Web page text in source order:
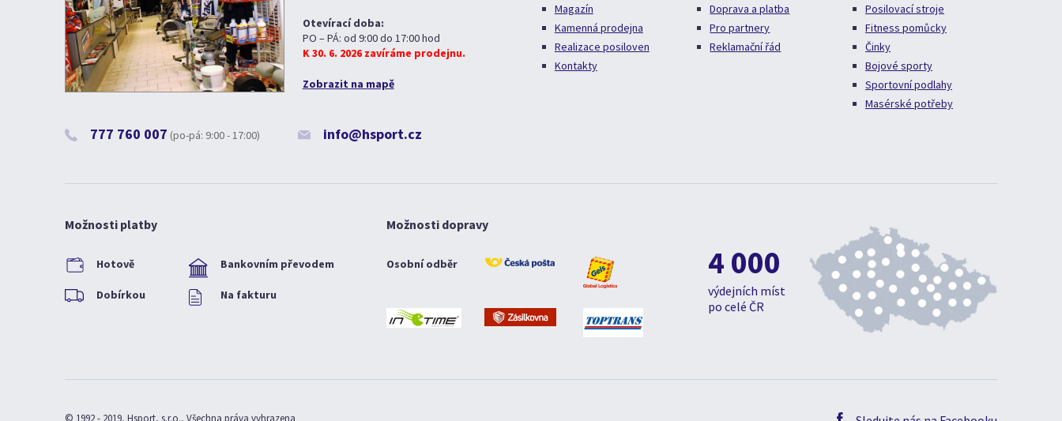
Otevírací doba:
PO – PÁ: od 9:00 do 17:00 hod
K 30. 6. 2026 zavíráme prodejnu.
Zobrazit na mapě
777 760 007 (po-pá: 9:00 - 17:00) info@hsport.cz
Magazín
Kamenná prodejna
Realizace posiloven
Kontakty
Doprava a platba
Pro partnery
Reklamační řád
Posilovací stroje
Fitness pomůcky
Činky
Bojové sporty
Sportovní podlahy
Masérské potřeby
Možnosti platby
Hotově Bankovním převodem
Dobírkou Na fakturu
Možnosti dopravy
Osobní odběr 4 000
výdejních míst
po celé ČR
© 1992 - 2019, Hsport, s.r.o., Všechna práva vyhrazena